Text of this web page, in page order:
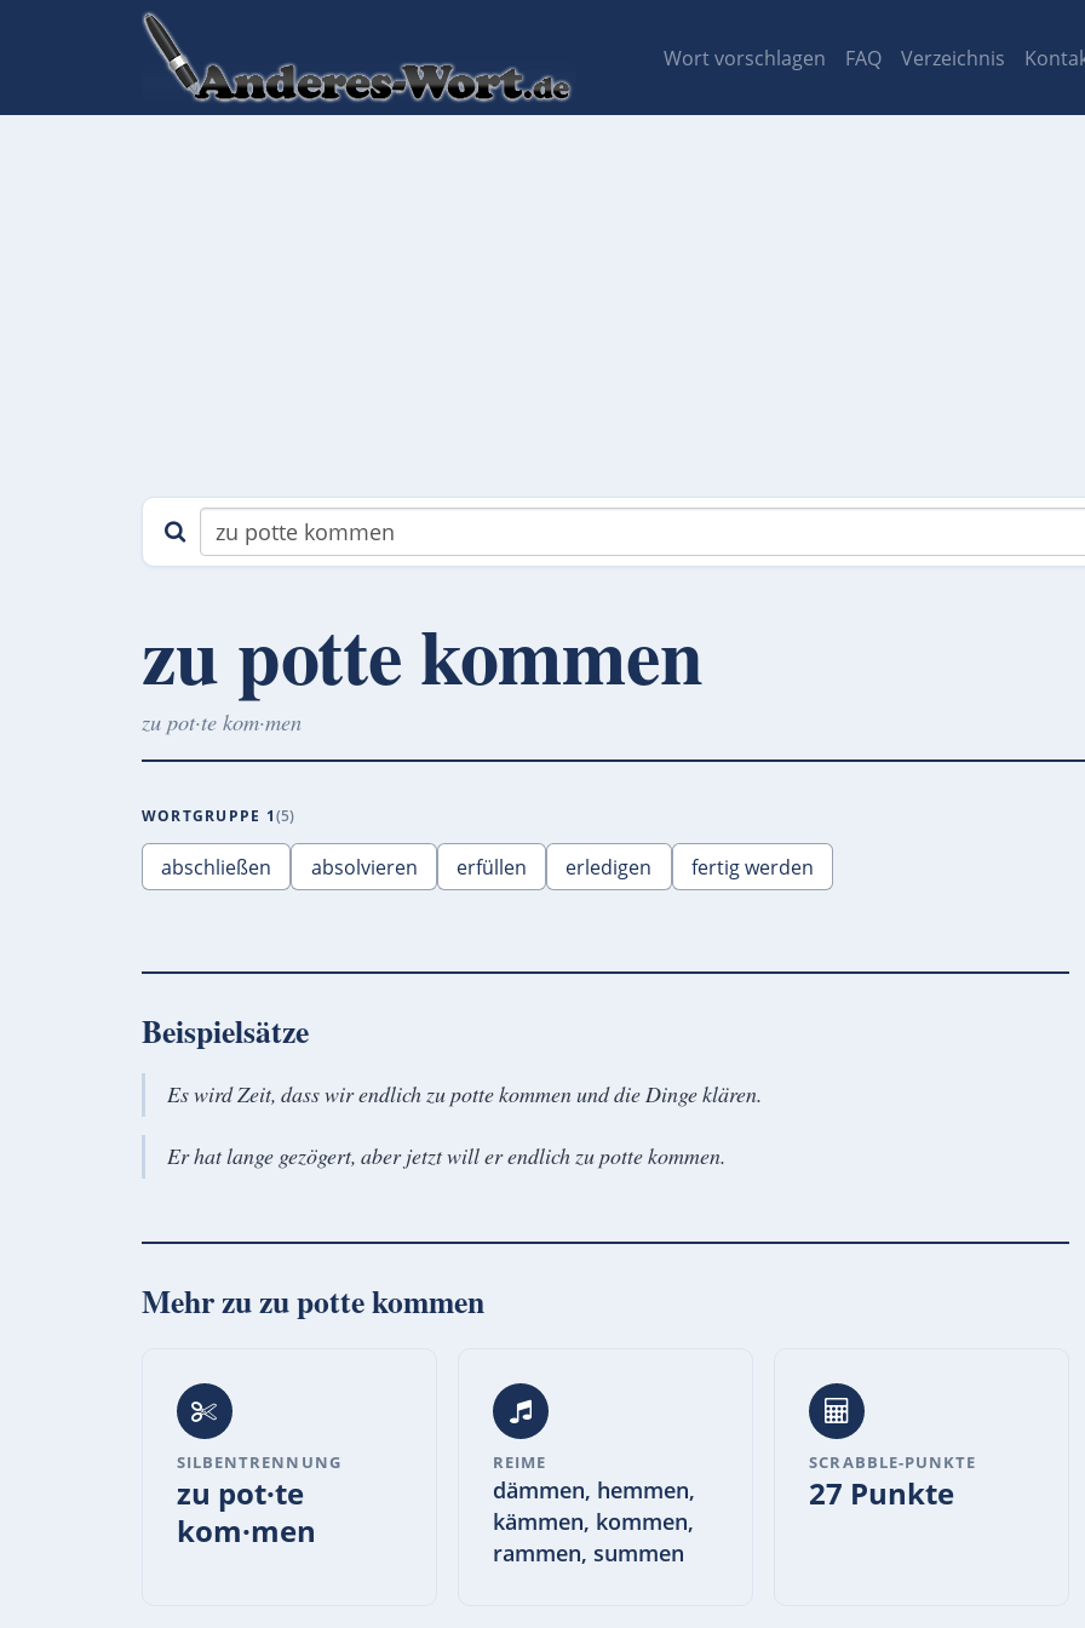
Wort vorschlagen FAQ Verzeichnis
zu potte kommen
zu pot·te kom·men
WORTGRUPPE 1 5
abschließen absolvieren erfüllen erledigen fertig werden
Beispielsätze
Es wird Zeit, dass wir endlich zu potte kommen und die Dinge klären.
Er hat lange gezögert, aber jetzt will er endlich zu potte kommen.
Mehr zuzu potte kommen
SILBENTRENNUNG
zu pot·te
kom·men
REIME
dämmen, hemmen,
kämmen, kommen,
rammen, summen
SCRABBLE-PUNKTE
27 Punkte